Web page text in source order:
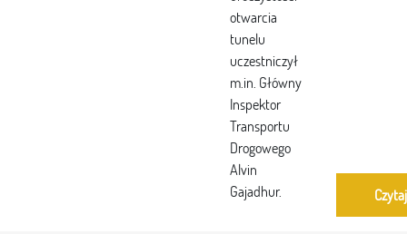
otwarcia
tunelu
uczestniczył
m.in. Główny
Inspektor
Transportu
Drogowego
Alvin
Gajadhur.